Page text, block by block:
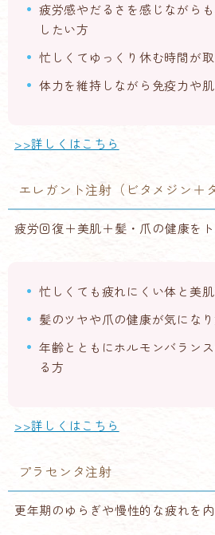
疲労感やだるさを感じながら
したい方
忙しくてゆっくり休む時間が
体力を維持しながら免疫力や
>>詳しくはこちら
エレガント注射（ビタメジン＋
疲労回復＋美肌＋髪・爪の健康をト
忙しくても疲れにくい体と美
髪のツヤや爪の健康が気にな
年齢とともにホルモンバラン
る方
>>詳しくはこちら
プラセンタ注射
更年期のゆらぎや慢性的な疲れを内